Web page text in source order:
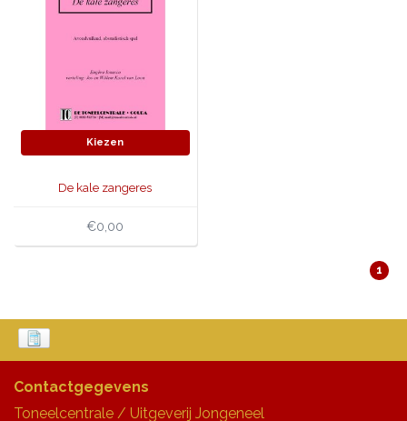
THEATERBOEKEN
SKETCHES
Kiezen
De kale zangeres
€0,00
1
Contactgegevens
Toneelcentrale / Uitgeverij Jongeneel